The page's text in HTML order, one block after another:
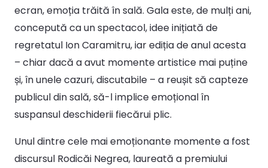
ecran, emoția trăită în sală. Gala este, de mulți ani,
concepută ca un spectacol, idee inițiată de
regretatul Ion Caramitru, iar ediția de anul acesta
– chiar dacă a avut momente artistice mai puține
și, în unele cazuri, discutabile – a reușit să capteze
publicul din sală, să-l implice emoțional în
suspansul deschiderii fiecărui plic.
Unul dintre cele mai emoționante momente a fost
discursul Rodicăi Negrea, laureată a premiului